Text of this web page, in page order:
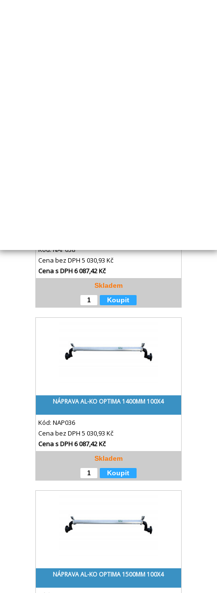
Kód:NAP038
Cena bez DPH 5 030,93 Kč
Cena s DPH6 087,42 Kč
Skladem
Koupit
NÁPRAVA AL-KO OPTIMA 1400MM 100X4
Kód: NAP036
Cena bez DPH 5 030,93 Kč
Cena s DPH6 087,42 Kč
Skladem
Koupit
NÁPRAVA AL-KO OPTIMA 1500MM 100X4